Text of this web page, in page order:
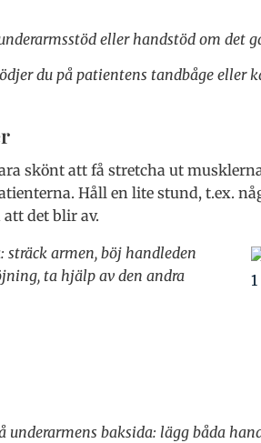
eller handstöd om det
du på patientens tandbåge eller
skönt att få stretcha ut
Håll en lite stund, t.ex.
det blir av.
armen, böj handleden
ta hjälp av den andra
underarmens baksida: lägg båda